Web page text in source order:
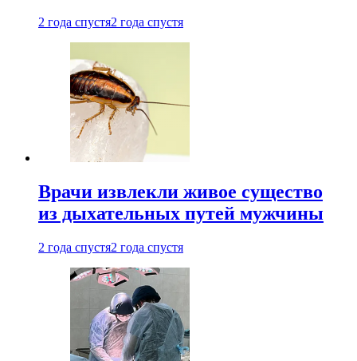
2 года спустя2 года спустя
Врачи извлекли живое существо
из дыхательных путей мужчины
2 года спустя2 года спустя